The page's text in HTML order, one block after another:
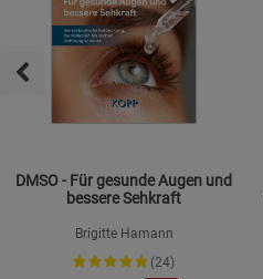
DMSO - Für gesunde Augen und
bessere Sehkraft
Brigitte Hamann
(24)